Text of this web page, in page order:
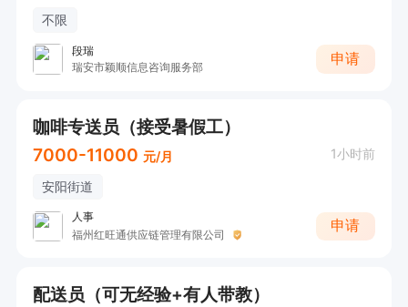
不限
段瑞
瑞安市颖顺信息咨询服务部
申请
咖啡专送员（接受暑假工）
7000-11000 元/月 1小时前
安阳街道
人事
福州红旺通供应链管理有限公司
申请
配送员（可无经验+有人带教）